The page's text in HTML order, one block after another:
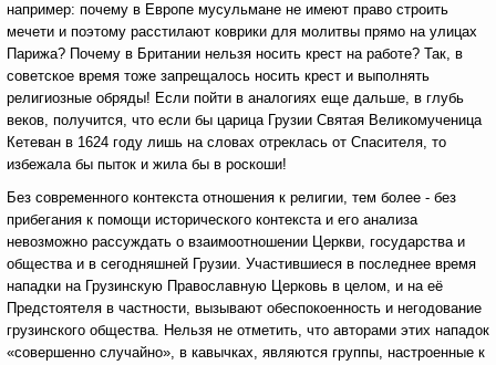
например: почему в Европе мусульмане не имеют право строить
мечети и поэтому расстилают коврики для молитвы прямо на улицах
Парижа? Почему в Британии нельзя носить крест на работе? Так, в
советское время тоже запрещалось носить крест и выполнять
религиозные обряды! Если пойти в аналогиях еще дальше, в глубь
веков, получится, что если бы царица Грузии Святая Великомученица
Кетеван в 1624 году лишь на словах отреклась от Спасителя, то
избежала бы пыток и жила бы в роскоши!
Без современного контекста отношения к религии, тем более - без
прибегания к помощи исторического контекста и его анализа
невозможно рассуждать о взаимоотношении Церкви, государства и
общества и в сегодняшней Грузии. Участившиеся в последнее время
нападки на Грузинскую Православную Церковь в целом, и на её
Предстоятеля в частности, вызывают обеспокоенность и негодование
грузинского общества. Нельзя не отметить, что авторами этих нападок
«совершенно случайно», в кавычках, являются группы, настроенные к